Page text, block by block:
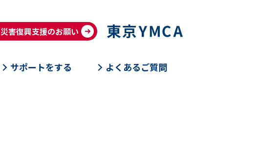
災害復興支援のお願い
サポートをする よくあるご質問